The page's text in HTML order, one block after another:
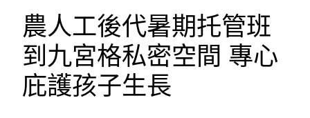
農人工後代暑期托管班
到九宮格私密空間 專心
庇護孩子生長